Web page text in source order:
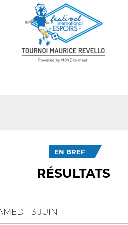
EN BREF
RÉSULTATS
13 JUIN